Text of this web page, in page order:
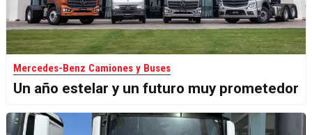
Mercedes-Benz Camiones y Buses
Un año estelar y un futuro muy prometedor